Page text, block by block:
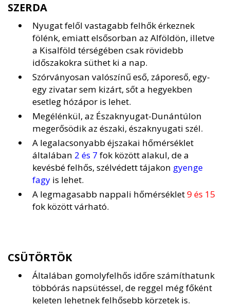
SZERDA
Nyugat felől vastagabb felhők érkeznek
fölénk, emiatt elsősorban az Alföldön, illetve
a Kisalföld térségében csak rövidebb
időszakokra süthet ki a nap.
Szórványosan valószínű eső, záporeső, egy-
egy zivatar sem kizárt, sőt a hegyekben
esetleg hózápor is lehet.
Megélénkül, az Északnyugat-Dunántúlon
megerősödik az északi, északnyugati szél.
A legalacsonyabb éjszakai hőmérséklet
általában 2 és 7 fok között alakul, de a
kevésbé felhős, szélvédett tájakon gyenge
fagy is lehet.
A legmagasabb nappali hőmérséklet9 és 15
fok között várható.
CSÜTÖRTÖK
Általában gomolyfelhős időre számíthatunk
többórás napsütéssel, de reggel még főként
keleten lehetnek felhősebb körzetek is.